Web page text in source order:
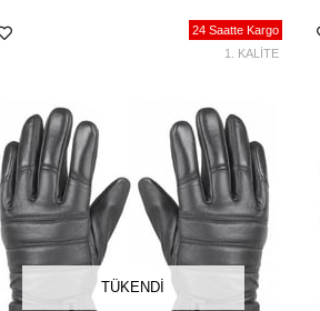
TÜKENDI
24 Saatte Kargo
1. KALİTE